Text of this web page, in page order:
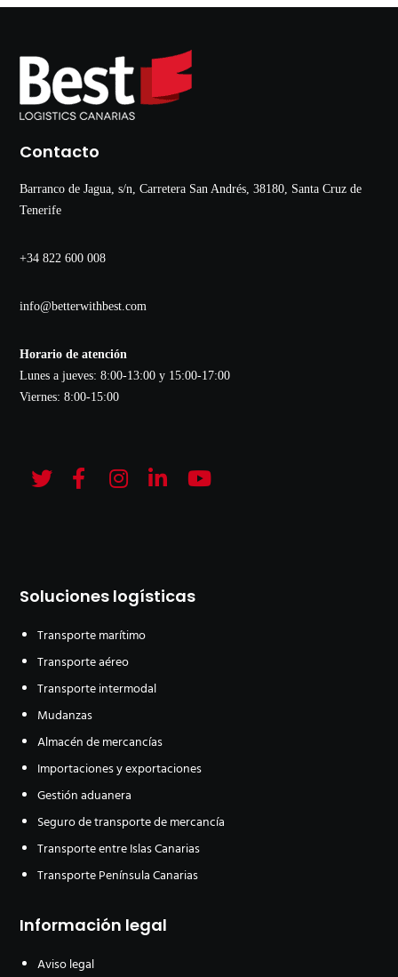
Contacto
Barranco de Jagua, s/n, Carretera San Andrés, 38180, Santa Cruz de
Tenerife
+34 822 600 008
info@betterwithbest.com
Horario de atención
Lunes a jueves: 8:00-13:00 y 15:00-17:00
Viernes: 8:00-15:00
Soluciones logísticas
Transporte marítimo
Transporte aéreo
Transporte intermodal
Mudanzas
Almacén de mercancías
Importaciones y exportaciones
Gestión aduanera
Seguro de transporte de mercancía
Transporte entre Islas Canarias
Transporte Península Canarias
Información legal
Aviso legal